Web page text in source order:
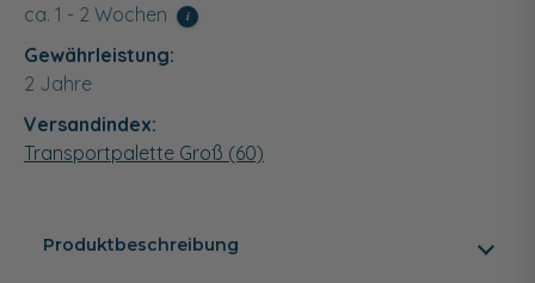
ca. 1 - 2 Wochen
i
Gewährleistung:
2 Jahre
Versandindex:
Transportpalette Groß (60)
Produktbeschreibung